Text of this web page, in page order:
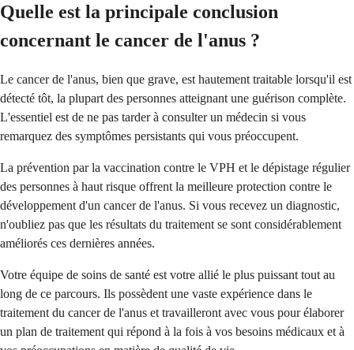
Quelle est la principale conclusion
concernant le cancer de l'anus ?
Le cancer de l'anus, bien que grave, est hautement traitable lorsqu'il est
détecté tôt, la plupart des personnes atteignant une guérison complète.
L'essentiel est de ne pas tarder à consulter un médecin si vous
remarquez des symptômes persistants qui vous préoccupent.
La prévention par la vaccination contre le VPH et le dépistage régulier
des personnes à haut risque offrent la meilleure protection contre le
développement d'un cancer de l'anus. Si vous recevez un diagnostic,
n'oubliez pas que les résultats du traitement se sont considérablement
améliorés ces dernières années.
Votre équipe de soins de santé est votre allié le plus puissant tout au
long de ce parcours. Ils possèdent une vaste expérience dans le
traitement du cancer de l'anus et travailleront avec vous pour élaborer
un plan de traitement qui répond à la fois à vos besoins médicaux et à